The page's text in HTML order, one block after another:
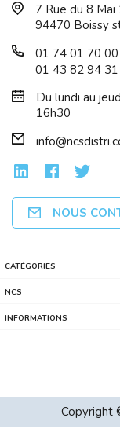
HP Z1 G1i Intel
TP-LINK 16-Port
7 Rue du 8 Mai
94470 Boissy
01 74 01 70 00
01 43 82 94 31
Du lundi au
16h30
NOUS
CATÉGORIES
NCS
INFORMATIONS
Copyright